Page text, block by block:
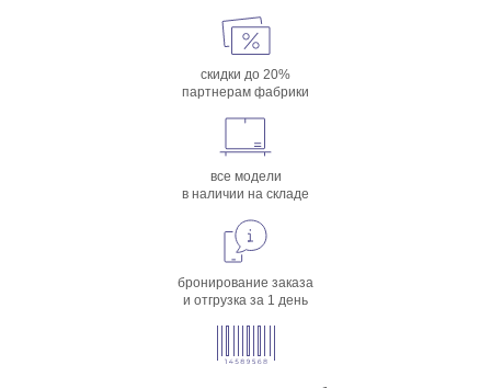
скидки до 20%
партнерам фабрики
все модели
в наличии на складе
бронирование заказа
и отгрузка за 1 день